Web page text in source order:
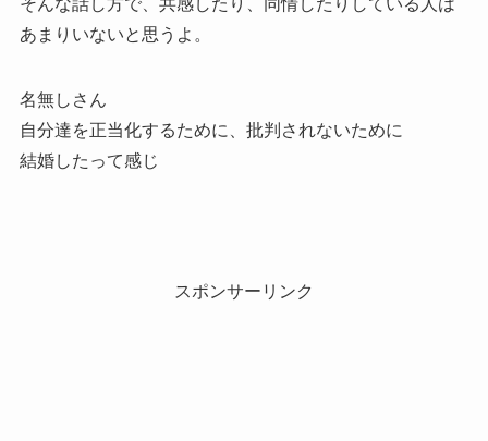
あまりいないと思うよ。
名無しさん
自分達を正当化するために、批判されないために
結婚したって感じ
スポンサーリンク